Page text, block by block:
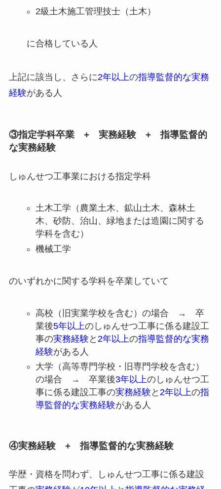
2級土木施工管理技士（土木）
に合格している人
上記に該当し、さらに2年以上の指導監督的な実務
経験がある人
③指定学科卒業 + 実務経験 + 指導監督的
な実務経験
しゅんせつ工事業における指定学科
土木工学（農業土木、鉱山土木、森林土
木、砂防、治山、緑地または造園に関する
学科を含む）
機械工学
のいずれかに関する学科を卒業していて
高校（旧実業学校を含む）の場合 → 卒
業後5年以上のしゅんせつ工事に係る建設工
事の実務経験 と 2年以上の指導監督的な実務
経験がある人
大学（高等専門学校・旧専門学校を含む）
の場合 → 卒業後3年以上のしゅんせつ工
事に係る建設工事の実務経験 と 2年以上の指
導監督的な実務経験がある人
④実務経験 + 指導監督的な実務経験
学歴・資格を問わず、しゅんせつ工事に係る建設